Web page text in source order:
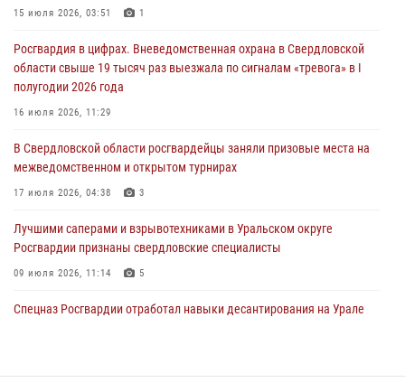
31 июля 2026, 12:27 1
Росгвардия обеспечивает безопасность граждан на южном
направлении
31 июля 2026, 06:56
рассказал об итогах работы подразделения в эфире телекомпании
«Телекон»
30 июля 2026, 11:33 1
15 июля 2026, 03:51 1
Росгвардия в цифрах. Вневедомственная охрана в Свердловской
области свыше 19 тысяч раз выезжала по сигналам «тревога» в I
полугодии 2026 года
16 июля 2026, 11:29
В Свердловской области росгвардейцы заняли призовые места на
межведомственном и открытом турнирах
17 июля 2026, 04:38 3
Лучшими саперами и взрывотехниками в Уральском округе
Росгвардии признаны свердловские специалисты
09 июля 2026, 11:14 5
Спецназ Росгвардии отработал навыки десантирования на Урале